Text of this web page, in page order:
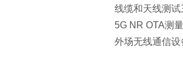
线缆和天线测
5G NR OTA测
外场无线通信